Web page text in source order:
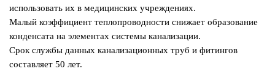
использовать их в медицинских учреждениях.
Малый коэффициент теплопроводности снижает образование
конденсата на элементах системы канализации.
Срок службы данных канализационных труб и фитингов
составляет 50 лет.